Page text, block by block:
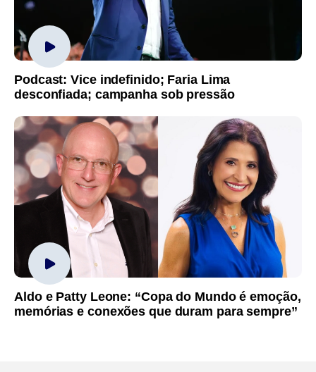
Podcast: Vice indefinido; Faria Lima
desconfiada; campanha sob pressão
Aldo e Patty Leone: “Copa do Mundo é emoção,
memórias e conexões que duram para sempre”